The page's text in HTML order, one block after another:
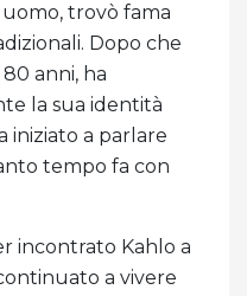
trovò fama
Dopo che
anni, ha
la sua identità
iniziato a parlare
tempo fa con
incontrato Kahlo a
a vivere